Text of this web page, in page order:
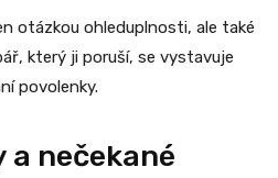
otázkou ohleduplnosti, ale také
který ji poruší, se vystavuje
povolenky.
a nečekané